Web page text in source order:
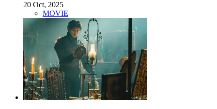
20 Oct, 2025
MOVIE